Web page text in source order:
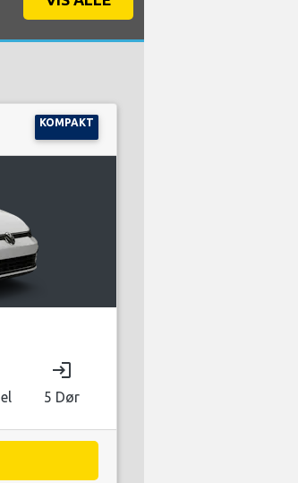
KOMPAKT
login
5 Dør